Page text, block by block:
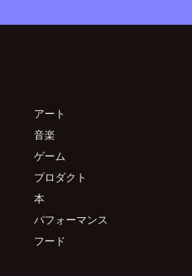
アート
音楽
ゲーム
プロダクト
本
パフォーマンス
フード